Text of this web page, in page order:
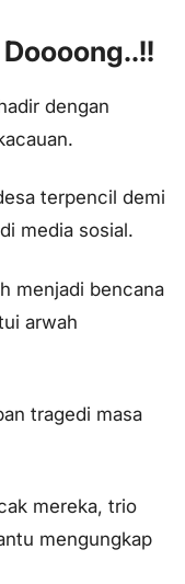
dengan
terpencil demi
media sosial.
menjadi bencana
arwah
tragedi masa
mereka, trio
mengungkap